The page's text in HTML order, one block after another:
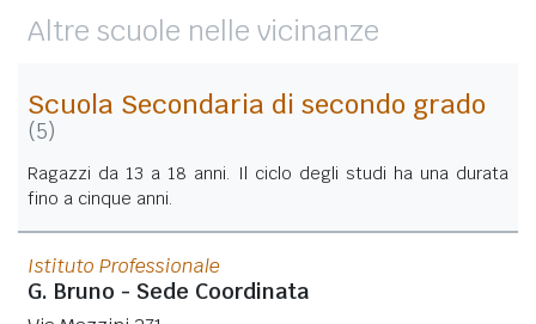
Altre scuole nelle vicinanze
Scuola Secondaria di secondo grado
(5)
Ragazzi da 13 a 18 anni. Il ciclo degli studi ha una durata
fino a cinque anni.
Istituto Professionale
G. Bruno - Sede Coordinata